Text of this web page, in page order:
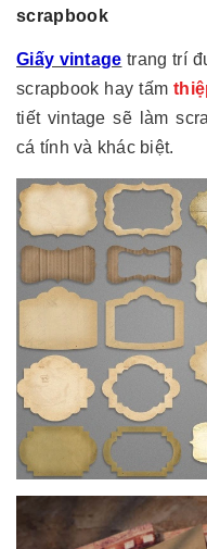
scrapbook
Giấy vintage trang trí
scrapbook hay tấm
tiết vintage sẽ làm
cá tính và khác biệt.